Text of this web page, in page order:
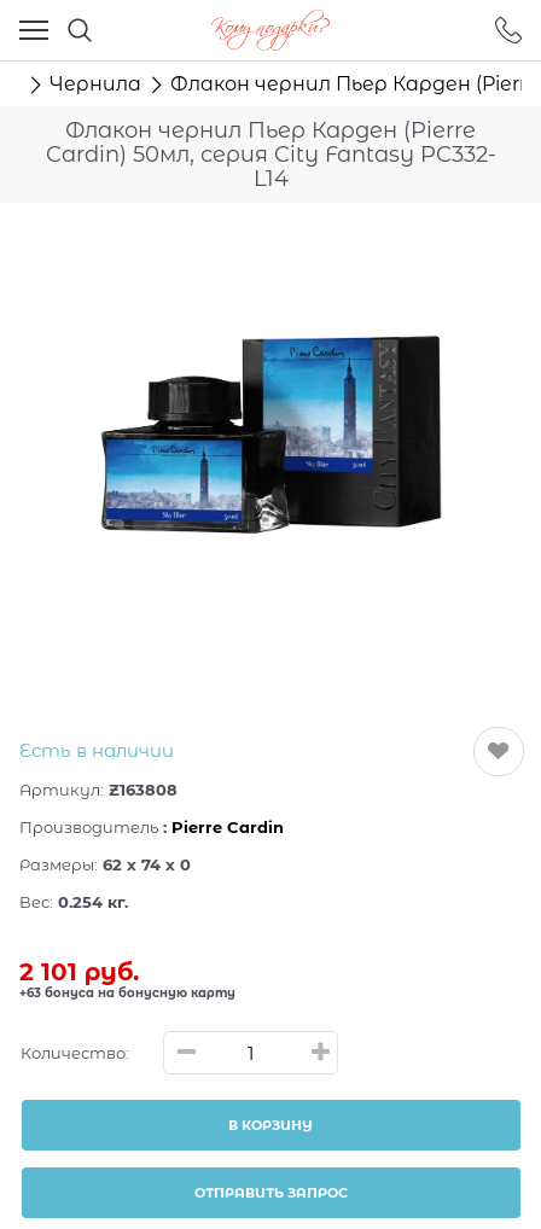
Чернила Флакон чернил Пьер Карден (Pierre
Флакон чернил Пьер Карден (Pierre
Cardin) 50мл, серия City Fantasy PC332-
L14
Есть в наличии
Артикул: Z163808
Производитель : Pierre Cardin
Размеры: 62 x 74 x 0
Вес: 0.254 кг.
2 101 руб.
+63 бонуса на бонусную карту
Количество:
В КОРЗИНУ
ОТПРАВИТЬ ЗАПРОС
Ваш город - Москва,
угадали?
ДА НЕТ